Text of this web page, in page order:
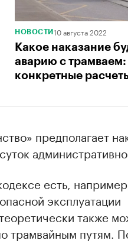
НОВОСТИ 10 августа 2022
Какое наказание
аварию с трамваем:
конкретные
предполагает
есть,
эксплуатации
также
трамвайным путям.